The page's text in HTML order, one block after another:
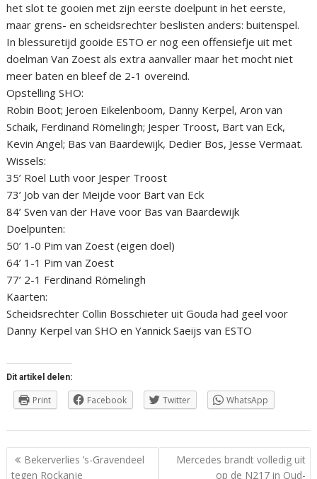
het slot te gooien met zijn eerste doelpunt in het eerste,
maar grens- en scheidsrechter beslisten anders: buitenspel.
In blessuretijd gooide ESTO er nog een offensiefje uit met
doelman Van Zoest als extra aanvaller maar het mocht niet
meer baten en bleef de 2-1 overeind.
Opstelling SHO:
Robin Boot; Jeroen Eikelenboom, Danny Kerpel, Aron van
Schaik, Ferdinand Römelingh; Jesper Troost, Bart van Eck,
Kevin Angel; Bas van Baardewijk, Dedier Bos, Jesse Vermaat.
Wissels:
35’ Roel Luth voor Jesper Troost
73’ Job van der Meijde voor Bart van Eck
84’ Sven van der Have voor Bas van Baardewijk
Doelpunten:
50’ 1-0 Pim van Zoest (eigen doel)
64’ 1-1 Pim van Zoest
77’ 2-1 Ferdinand Römelingh
Kaarten:
Scheidsrechter Collin Bosschieter uit Gouda had geel voor
Danny Kerpel van SHO en Yannick Saeijs van ESTO
Dit artikel delen:
Print Facebook Twitter WhatsApp
Berichtnavigatie
Bekerverlies ’s-Gravendeel
tegen Rockanje
Mercedes brandt volledig uit
op de N217 in Oud-